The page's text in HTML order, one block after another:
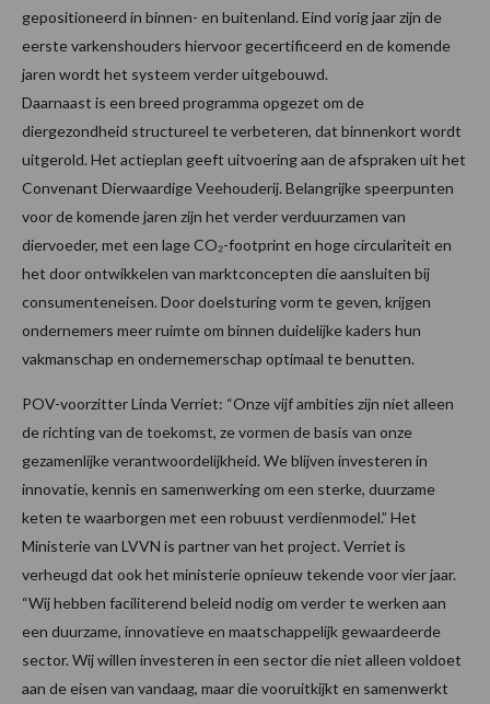
gepositioneerd in binnen- en buitenland. Eind vorig jaar zijn de
eerste varkenshouders hiervoor gecertificeerd en de komende
jaren wordt het systeem verder uitgebouwd.
Daarnaast is een breed programma opgezet om de
diergezondheid structureel te verbeteren, dat binnenkort wordt
uitgerold. Het actieplan geeft uitvoering aan de afspraken uit het
Convenant Dierwaardige Veehouderij. Belangrijke speerpunten
voor de komende jaren zijn het verder verduurzamen van
diervoeder, met een lage CO₂-footprint en hoge circulariteit en
het door ontwikkelen van marktconcepten die aansluiten bij
consumenteneisen. Door doelsturing vorm te geven, krijgen
ondernemers meer ruimte om binnen duidelijke kaders hun
vakmanschap en ondernemerschap optimaal te benutten.
POV-voorzitter Linda Verriet: “Onze vijf ambities zijn niet alleen
de richting van de toekomst, ze vormen de basis van onze
gezamenlijke verantwoordelijkheid. We blijven investeren in
innovatie, kennis en samenwerking om een sterke, duurzame
keten te waarborgen met een robuust verdienmodel.” Het
Ministerie van LVVN is partner van het project. Verriet is
verheugd dat ook het ministerie opnieuw tekende voor vier jaar.
“Wij hebben faciliterend beleid nodig om verder te werken aan
een duurzame, innovatieve en maatschappelijk gewaardeerde
sector. Wij willen investeren in een sector die niet alleen voldoet
aan de eisen van vandaag, maar die vooruitkijkt en samenwerkt